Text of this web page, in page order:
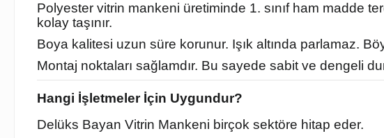
Polyester vitrin mankeni üretiminde 1. sınıf ham madde
kolay taşınır.
Boya kalitesi uzun süre korunur. Işık altında parlamaz.
Montaj noktaları sağlamdır. Bu sayede sabit ve dengeli
Hangi İşletmeler İçin Uygundur?
Delüks Bayan Vitrin Mankeni birçok sektöre hitap eder.